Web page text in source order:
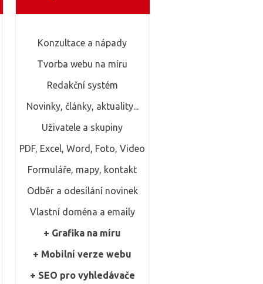
Konzultace a nápady
Tvorba webu na míru
Redakční systém
Novinky, články, aktuality...
Uživatele a skupiny
PDF, Excel, Word, Foto, Video
Formuláře, mapy, kontakt
Odběr a odesílání novinek
Vlastní doména a emaily
+ Grafika na míru
+ Mobilní verze webu
+ SEO pro vyhledávače